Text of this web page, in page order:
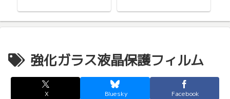
強化ガラス液晶保護フィルム
X Bluesky Facebook